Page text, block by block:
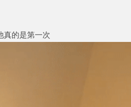
真的是第一次